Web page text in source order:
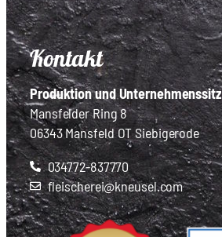
Kontakt
Produktion und Unternehmenssitz
Mansfelder Ring 8
06343 Mansfeld OT Siebigerode
034772-837770
fleischerei@kneusel.com